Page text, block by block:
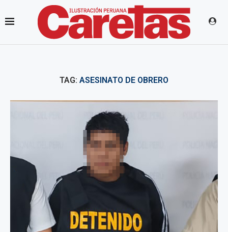
TAG: ASESINATO DE OBRERO